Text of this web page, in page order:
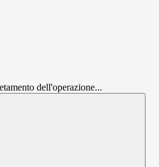
dell'operazione...